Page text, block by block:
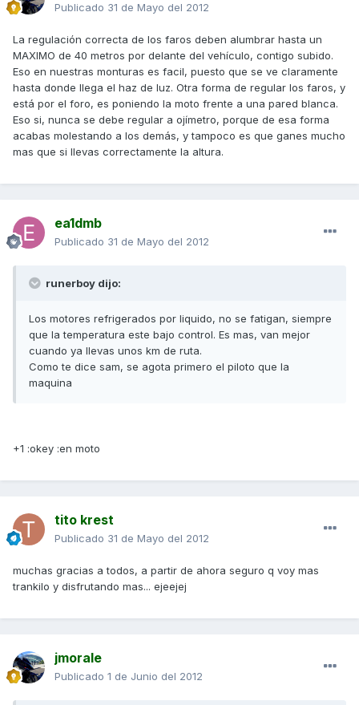
Publicado 31 de Mayo del 2012
La regulación correcta de los faros deben alumbrar hasta un
MAXIMO de 40 metros por delante del vehículo, contigo subido.
Eso en nuestras monturas es facil, puesto que se ve claramente
hasta donde llega el haz de luz. Otra forma de regular los faros, y
está por el foro, es poniendo la moto frente a una pared blanca.
Eso si, nunca se debe regular a ojímetro, porque de esa forma
acabas molestando a los demás, y tampoco es que ganes mucho
mas que si llevas correctamente la altura.
ea1dmb
Publicado 31 de Mayo del 2012
runerboy dijo:
Los motores refrigerados por liquido, no se fatigan, siempre
que la temperatura este bajo control. Es mas, van mejor
cuando ya llevas unos km de ruta.
Como te dice sam, se agota primero el piloto que la
maquina
+1 :okey :en moto
tito krest
Publicado 31 de Mayo del 2012
muchas gracias a todos, a partir de ahora seguro q voy mas
trankilo y disfrutando mas... ejeejej
jmorale
Publicado 1 de Junio del 2012